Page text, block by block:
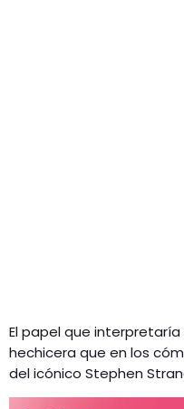
El papel que
hechicera que en los
del icónico Stephen